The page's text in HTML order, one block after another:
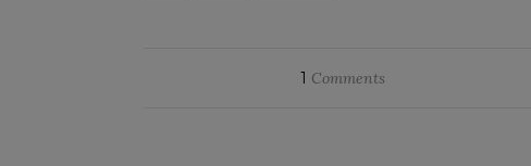
1 Comments